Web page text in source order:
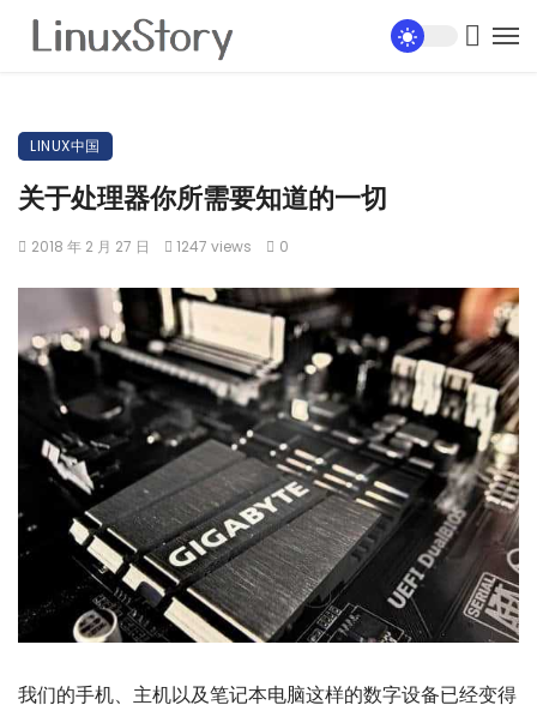
LINUX中国
关于处理器你所需要知道的一切
2018 年 2 月 27 日 1247 views 0
我们的手机、主机以及笔记本电脑这样的数字设备已经变得